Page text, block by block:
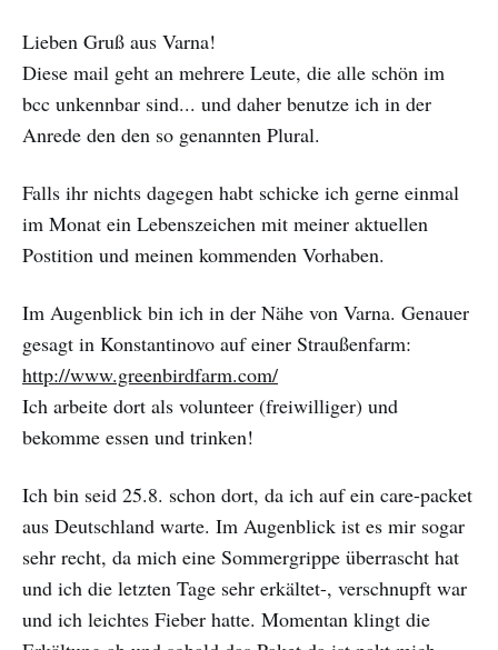
Lieben Gruß aus Varna!
Diese mail geht an mehrere Leute, die alle schön im
bcc unkennbar sind... und daher benutze ich in der
Anrede den den so genannten Plural.
Falls ihr nichts dagegen habt schicke ich gerne einmal
im Monat ein Lebenszeichen mit meiner aktuellen
Postition und meinen kommenden Vorhaben.
Im Augenblick bin ich in der Nähe von Varna. Genauer
gesagt in Konstantinovo auf einer Straußenfarm:
http://www.greenbirdfarm.com/
Ich arbeite dort als volunteer (freiwilliger) und
bekomme essen und trinken!
Ich bin seid 25.8. schon dort, da ich auf ein care-packet
aus Deutschland warte. Im Augenblick ist es mir sogar
sehr recht, da mich eine Sommergrippe überrascht hat
und ich die letzten Tage sehr erkältet-, verschnupft war
und ich leichtes Fieber hatte. Momentan klingt die